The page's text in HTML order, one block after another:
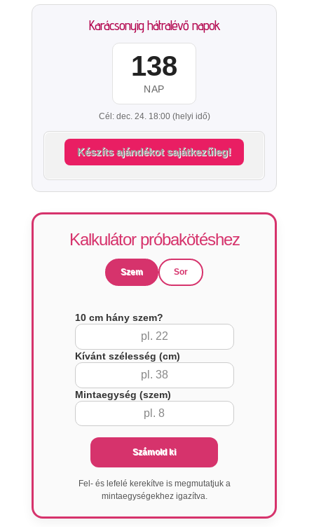
Karácsonyig hátralévő napok
138
NAP
Cél: dec. 24. 18:00 (helyi idő)
Készíts ajándékot sajátkezűleg!
Kalkulátor próbakötéshez
Szem Sor
10 cm hány szem?
Kívánt szélesség (cm)
Mintaegység (szem)
Számold ki
Fel- és lefelé kerekítve is megmutatjuk a
mintaegységekhez igazítva.